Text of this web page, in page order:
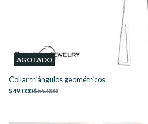
AGOTADO
Collar triángulos geométricos
$49.000$55.000